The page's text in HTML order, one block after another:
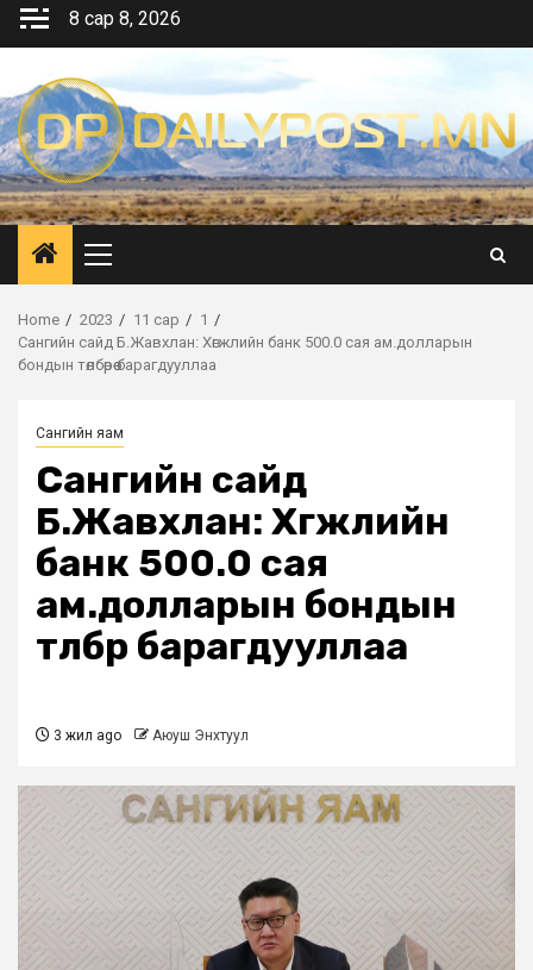
Skip
8 сар 8, 2026
Primary
Menu
Home 2023 11 сар
1
Сангийн сайд Б.Жавхлан: Хөгжлийн банк 500.0 сая ам.долларын
бондын төлбөрөө барагдууллаа
Сангийн яам
Сангийн сайд
Б.Жавхлан: Хөгжлийн
банк 500.0 сая
ам.долларын бондын
төлбөрөө барагдууллаа
3 жил ago Аюуш Энхтуул